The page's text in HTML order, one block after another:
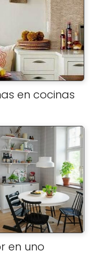
en cocinas
en uno